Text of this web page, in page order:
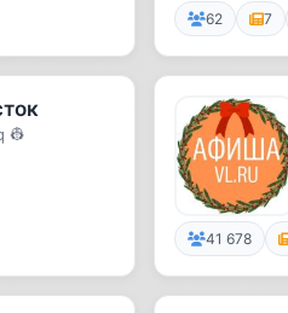
62 7
👷
41 678